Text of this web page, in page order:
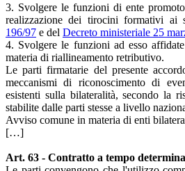
3. Svolgere le funzioni di ente
realizzazione dei tirocini formativi ai
196/97 e del Decreto ministeriale 25
4. Svolgere le funzioni ad esso
materia di riallineamento retributivo.
Le parti firmatarie del presente
meccanismi di riconoscimento di
esistenti sulla bilateralità, secondo la
stabilite dalle parti stesse a livello
Avviso comune in materia di enti
[…]
Art. 63 - Contratto a tempo